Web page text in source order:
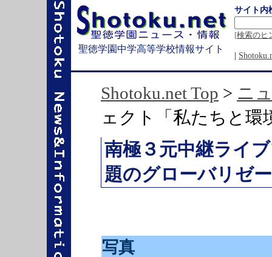
聖徳学園中学高等学校情報サイト
サイト内
[検索のヒ
|
Shotoku.net Top > ニ
ェクト「私たちと環
南極３元中継ライ
題のグローバリゼ
写真